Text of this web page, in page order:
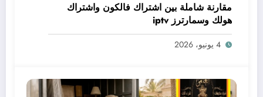
مقارنة شاملة بين اشتراك فالكون واشتراك
هولك وسمارترز iptv
4 يونيو، 2026